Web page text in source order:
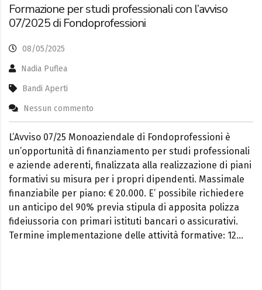
Formazione per studi professionali con l’avviso
07/2025 di Fondoprofessioni
08/05/2025
Nadia Puflea
Bandi Aperti
Nessun commento
L’Avviso 07/25 Monoaziendale di Fondoprofessioni è
un’opportunità di finanziamento per studi professionali
e aziende aderenti, finalizzata alla realizzazione di piani
formativi su misura per i propri dipendenti. Massimale
finanziabile per piano: € 20.000. E’ possibile richiedere
un anticipo del 90% previa stipula di apposita polizza
fideiussoria con primari istituti bancari o assicurativi.
Termine implementazione delle attività formative: 12…